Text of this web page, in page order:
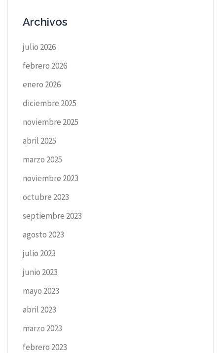
Archivos
julio 2026
febrero 2026
enero 2026
diciembre 2025
noviembre 2025
abril 2025
marzo 2025
noviembre 2023
octubre 2023
septiembre 2023
agosto 2023
julio 2023
junio 2023
mayo 2023
abril 2023
marzo 2023
febrero 2023